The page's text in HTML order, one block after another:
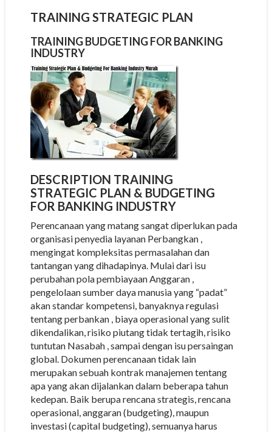
TRAINING STRATEGIC PLAN
TRAINING BUDGETING FOR BANKING
INDUSTRY
DESCRIPTION TRAINING
STRATEGIC PLAN & BUDGETING
FOR BANKING INDUSTRY
Perencanaan yang matang sangat diperlukan pada
organisasi penyedia layanan Perbangkan ,
mengingat kompleksitas permasalahan dan
tantangan yang dihadapinya. Mulai dari isu
perubahan pola pembiayaan Anggaran ,
pengelolaan sumber daya manusia yang “padat”
akan standar kompetensi, banyaknya regulasi
tentang perbankan , biaya operasional yang sulit
dikendalikan, risiko piutang tidak tertagih, risiko
tuntutan Nasabah , sampai dengan isu persaingan
global. Dokumen perencanaan tidak lain
merupakan sebuah kontrak manajemen tentang
apa yang akan dijalankan dalam beberapa tahun
kedepan. Baik berupa rencana strategis, rencana
operasional, anggaran (budgeting), maupun
investasi (capital budgeting), semuanya harus